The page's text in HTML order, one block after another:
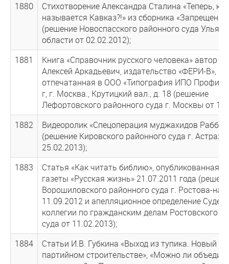
1880
Стихотворение Александра Сталина «Теперь,
называется Кавказ?!» из сборника
(решение Новоспасского районного суда
области от 02.02.2012);
1881
Книга «Справочник русского человека» автор
Алексей Аркадьевич, издательство «ФЕРИ-В»,
отпечатанная в ООО «Типография ИПО
г, г. Москва., Крутицкий вал., д. 18 (решение
Лефортовского районного суда г. Москвы от
1882
Видеоролик «Спецоперация муджахидов
(решение Кировского районного суда г.
25.02.2013);
1883
Статья «Как читать библию», опубликованная
газеты «Русская жизнь» 21.07.2011 года
Ворошиловского районного суда г. Ростова-на-
11.09.2012 и апелляционное определение
коллегии по гражданским делам Ростовского
суда от 11.02.2013);
1884
Статьи И.В. Губкина «Выход из тупика. Новый
партийном строительстве», «Можно ли